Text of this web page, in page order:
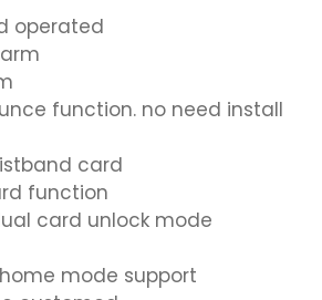
operated
function. no need install
card
function
card unlock mode
mode support